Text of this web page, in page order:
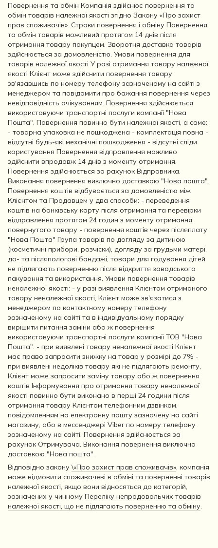
Повернення та обмін Компанія здійснює повернення та
обмін товарів належної якості згідно Закону «Про захист
прав споживачів». Строки повернення і обміну Повернення
та обмін товарів можливий протягом 14 днів після
отримання товару покупцем. Зворотня доставка товарів
здійснюється за домовленістю. Умови повернення для
товарів належної якості У разі отримання товару належної
якості Клієнт може здійснити повернення товару
зв'язавшись по номеру телефону зазначеному на сайті з
менеджером та повідомити про бажання повернення через
невідповідність очікуванням. Повернення здійснюється
використовуючи транспортні послуги компанії "Нова
Пошта". Повернення повинно бути належної якості, а саме:
- товарна упаковка не пошкоджена - комплектація повна -
відсутні будь-які механічні пошкодження - відсутні сліди
користування Повернення відправлення можливо
здійснити впродовж 14 днів з моменту отримання.
Повернення здійснюється за рахунок Відправника.
Виконання повернення виключно доставкою "Нова пошта".
Повернення коштів відбувається за домовленістю між
Клієнтом та Продавцем у два способи: - переведення
коштів на банківську карту після отримання та перевірки
відправлення протягом 24 годин з моменту отримання
повернутого товару - повернення коштів через післяплату
"Нова Пошта" Група товарів по догляду за дитиною
(косметичні прибори, розчіски), догляду за грудьми матері,
до- та післяпологові бандажі, товари для годування дітей
не підлягають поверненню після відкриття заводського
пакування та використання. Умови повернення товарів
неналежної якості: - у разі виявлення Клієнтом отриманого
товару неналежної якості, Клієнт може зв'язатися з
менеджером по контактному номеру телефону
зазначеному на сайті та в індивідуальному порядку
вирішити питання заміни або ж повернення
використовуючи транспортні послуги компанії ТОВ "Нова
Пошта". - при виявлені товару неналежної якості Клієнт
має право запросити знижку на товар у розмірі до 7% -
при виявлені недоліків товару які не підлягають ремонту,
Клієнт може запросити заміну товару або ж повернення
коштів Інформування про отримання товару неналежної
якості повинно бути виконано в перші 24 години після
отримання товару Клієнтом телефонним дзвінком,
повідомленням на електронну пошту зазначену на сайті
магазину, або в мессенджері Viber по номеру телефону
зазначеному на сайті. Повернення здійснюється за
рахунок Отримувача. Виконання повернення виключно
доставкою "Нова пошта".
Відповідно закону\«Про захист прав споживачів», компанія
може відмовити споживачеві в обміні та поверненні товарів
належної якості, якщо вони відносяться до категорій,
зазначених у чинному Переліку непродовольчих товарів
належної якості, що не підлягають поверненню та обміну.